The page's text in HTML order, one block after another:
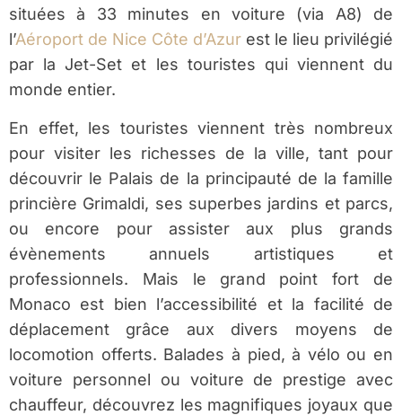
situées à 33 minutes en voiture (via A8) de
l’Aéroport de Nice Côte d’Azur est le lieu privilégié
par la Jet-Set et les touristes qui viennent du
monde entier.
En effet, les touristes viennent très nombreux
pour visiter les richesses de la ville, tant pour
découvrir le Palais de la principauté de la famille
princière Grimaldi, ses superbes jardins et parcs,
ou encore pour assister aux plus grands
évènements annuels artistiques et
professionnels. Mais le grand point fort de
Monaco est bien l’accessibilité et la facilité de
déplacement grâce aux divers moyens de
locomotion offerts. Balades à pied, à vélo ou en
voiture personnel ou voiture de prestige avec
chauffeur, découvrez les magnifiques joyaux que